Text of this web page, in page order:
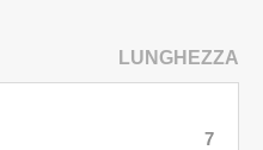
LUNGHEZZA
7